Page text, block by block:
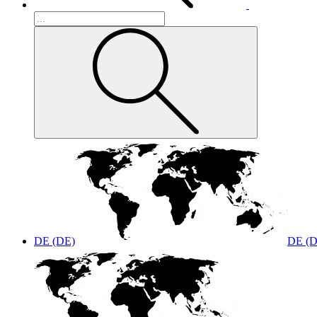
DE (DE) DE